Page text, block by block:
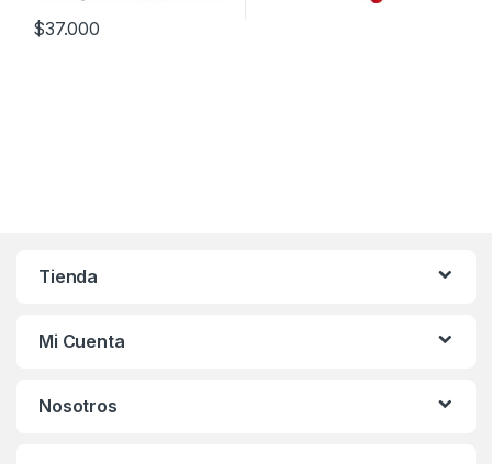
$37.000
Tienda
Mi Cuenta
Nosotros